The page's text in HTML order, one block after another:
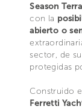
Season
con la
abierto o
sector, de
protegidas
Construido
Ferretti